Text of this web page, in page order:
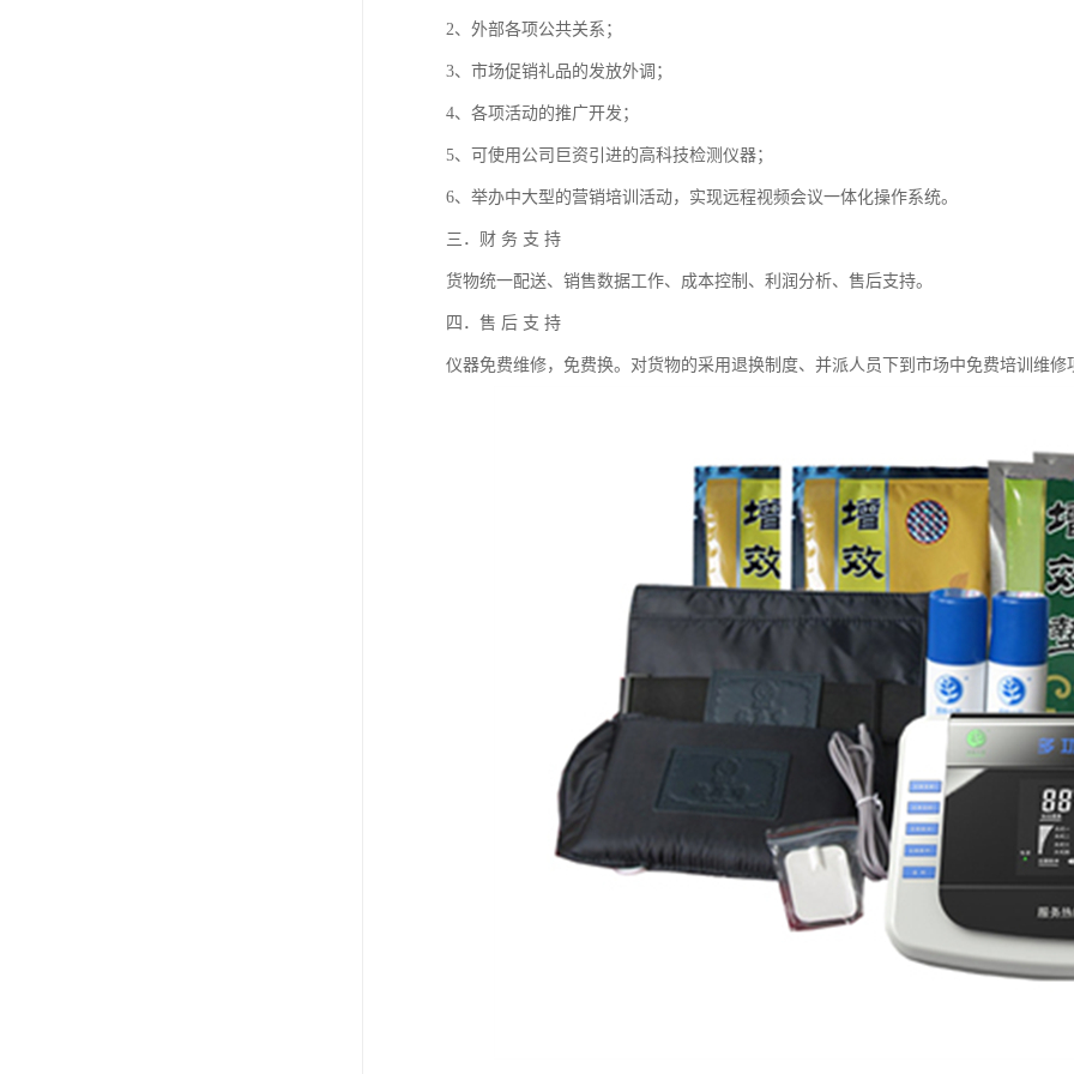
2、外部各项公共关系；
3、市场促销礼品的发放外调；
4、各项活动的推广开发；
5、可使用公司巨资引进的高科技检测仪器；
6、举办中大型的营销培训活动，实现远程视频会议一体化操作系统。
三．财 务 支 持
货物统一配送、销售数据工作、成本控制、利润分析、售后支持。
四．售 后 支 持
仪器免费维修，免费换。对货物的采用退换制度、并派人员下到市场中免费培训维修